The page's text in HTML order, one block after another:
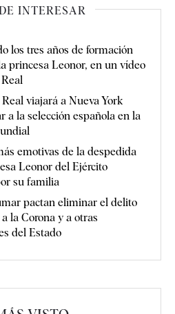
INTERESAR
los tres años de formación
princesa Leonor, en un vídeo
viajará a Nueva York
a la selección española en la
emotivas de la despedida
Leonor del Ejército
su familia
pactan eliminar el delito
la Corona y a otras
del Estado